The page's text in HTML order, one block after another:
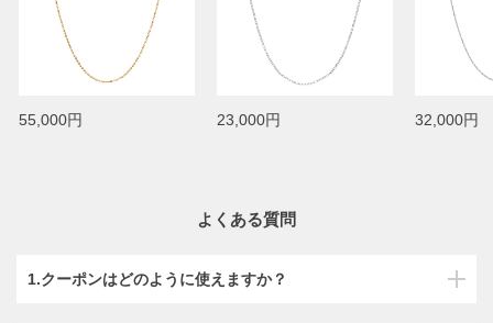
55,000円 23,000円 32,000円
よくある質問
1.クーポンはどのように使えますか？